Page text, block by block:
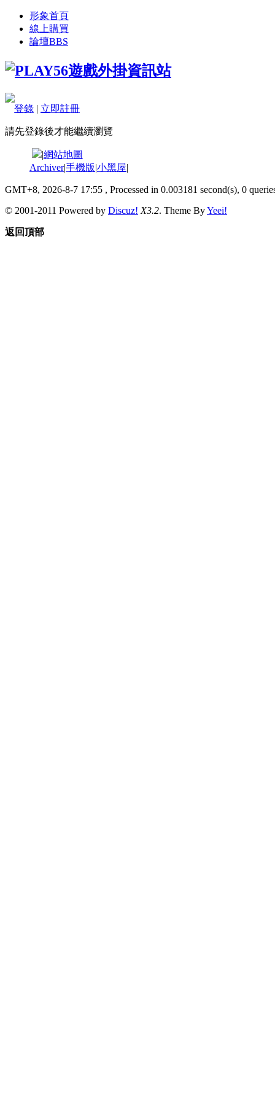
形象首頁
線上購買
論壇BBS
登錄 | 立即註冊
請先登錄後才能繼續瀏覽
|網站地圖
Archiver|手機版|小黑屋|
GMT+8, 2026-8-7 17:55 , Processed in 0.003181 second(s), 0
© 2001-2011 Powered by Discuz! X3.2. Theme ByYeei!
返回頂部